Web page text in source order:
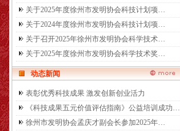
关于2025年度徐州市发明协会科技计划项…
关于2024年度徐州市发明协会科技计划项…
关于召开2025年徐州市发明协会科学技术…
关于2025年度徐州市发明协会科学技术奖…
动态新闻
表彰优秀科技成果 激发创新创业活力
《科技成果五元价值评估指南》公益培训成功…
徐州市发明协会孟庆才副会长参加2025年…